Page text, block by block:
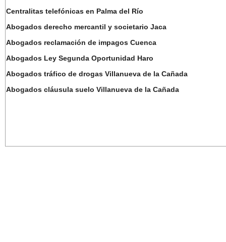
Centralitas telefónicas en Palma del Río
Abogados derecho mercantil y societario Jaca
Abogados reclamación de impagos Cuenca
Abogados Ley Segunda Oportunidad Haro
Abogados tráfico de drogas Villanueva de la Cañada
Abogados cláusula suelo Villanueva de la Cañada